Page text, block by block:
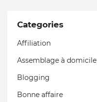
Categories
Affiliation
Assemblage à domicile
Blogging
Bonne affaire